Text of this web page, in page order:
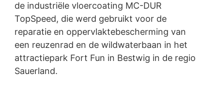
de industriële vloercoating MC-DUR
TopSpeed, die werd gebruikt voor de
reparatie en oppervlaktebescherming van
een reuzenrad en de wildwaterbaan in het
attractiepark Fort Fun in Bestwig in de regio
Sauerland.